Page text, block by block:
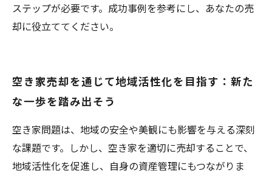
ステップが必要です。成功事例を参考にし、あなたの売
却に役立ててください。
空き家売却を通じて地域活性化を目指す：新た
な一歩を踏み出そう
空き家問題は、地域の安全や美観にも影響を与える深刻
な課題です。しかし、空き家を適切に売却することで、
地域活性化を促進し、自身の資産管理にもつながりま